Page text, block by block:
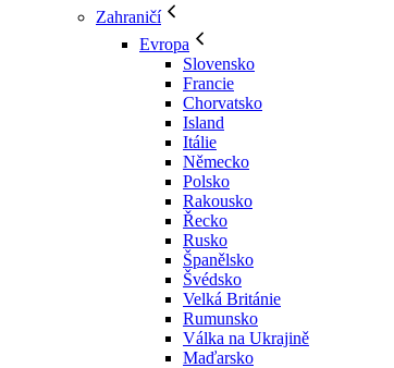
Zahraničí
Evropa
Slovensko
Francie
Chorvatsko
Island
Itálie
Německo
Polsko
Rakousko
Řecko
Rusko
Španělsko
Švédsko
Velká Británie
Rumunsko
Válka na Ukrajině
Maďarsko